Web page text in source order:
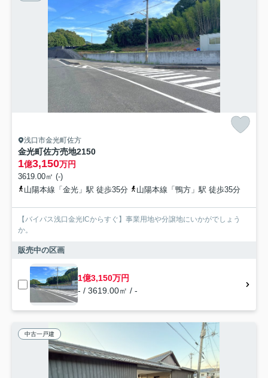
浅口市金光町佐方
金光町佐方売地2150
1億3,150万円
3619.00㎡ (-)
山陽本線「金光」駅 徒歩35分
山陽本線「鴨方」駅 徒歩35分
【バイパス浅口金光ICからすぐ】事業用地や分譲地にいかがでしょう
か。
販売中の区画
1億3,150万円
- / 3619.00㎡ / -
中古一戸建